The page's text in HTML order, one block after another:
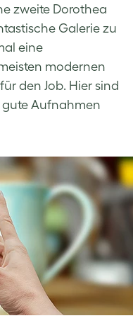
zweite Dorothea
Galerie zu
eine
modernen
den Job. Hier sind
gute Aufnahmen